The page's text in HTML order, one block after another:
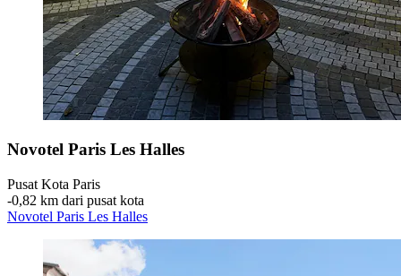
Novotel Paris Les Halles
Pusat Kota Paris
‐0,82 km dari pusat kota
Novotel Paris Les Halles